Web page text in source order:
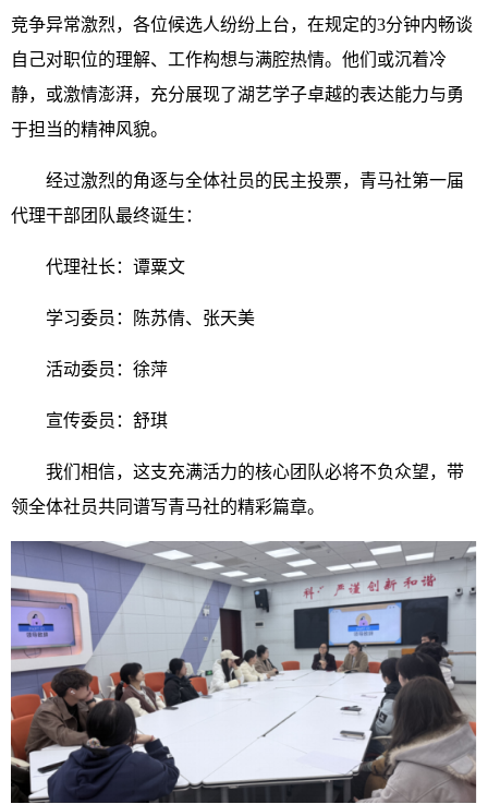
竞争异常激烈，各位候选人纷纷上台，在规定的3分钟内畅谈
自己对职位的理解、工作构想与满腔热情。他们或沉着冷
静，或激情澎湃，充分展现了湖艺学子卓越的表达能力与勇
于担当的精神风貌。
经过激烈的角逐与全体社员的民主投票，青马社第一届
代理干部团队最终诞生：
代理社长：谭粟文
学习委员：陈苏倩、张天美
活动委员：徐萍
宣传委员：舒琪
我们相信，这支充满活力的核心团队必将不负众望，带
领全体社员共同谱写青马社的精彩篇章。